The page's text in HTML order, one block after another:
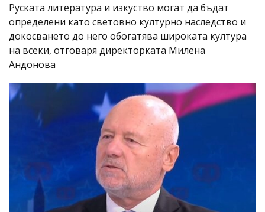
Руската литература и изкуство могат да бъдат
определени като световно културно наследство и
докосването до него обогатява широката култура
на всеки, отговаря директорката Милена
Андонова